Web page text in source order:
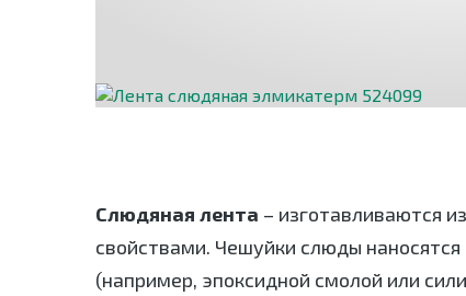
Слюдяная лента – изготавливаются
свойствами. Чешуйки слюды
(например, эпоксидной смолой или